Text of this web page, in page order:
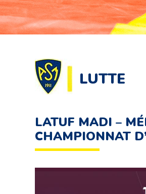
LUTTE
LATUF MADI –
CHAMPIONNAT